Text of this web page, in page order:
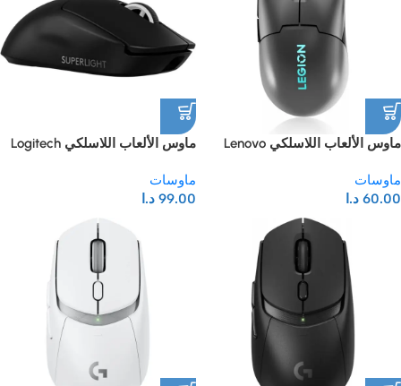
ماوس الألعاب اللاسلكي Lenovo
جيجاهرتز، بلوتوث، سلكي)، (رمادي
ماوسات
60.00 د.ا
ماوس الألعاب اللاسلكي Logitech
LIGHTFORCE، و5 أزرار، ومستشعر
ماوسات
99.00 د.ا